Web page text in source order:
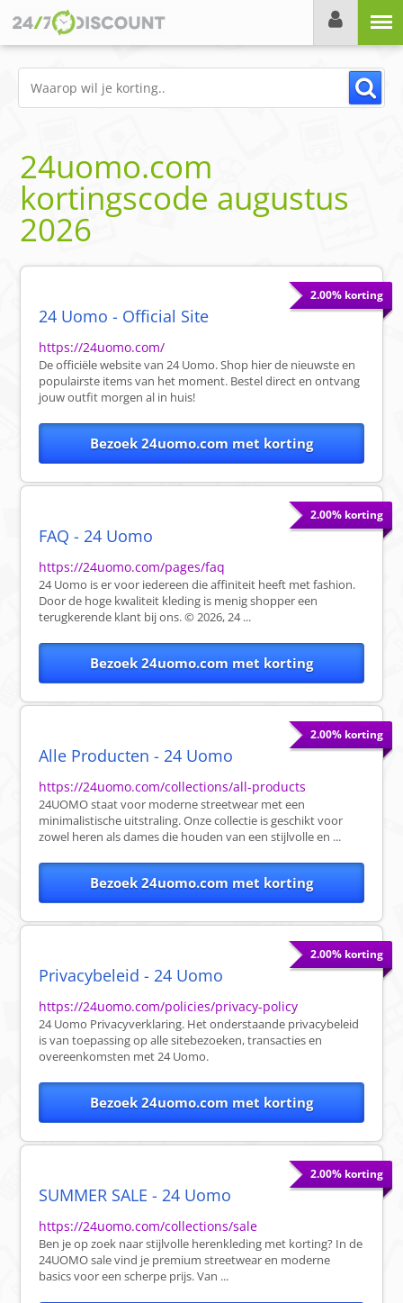
24uomo.com
kortingscode augustus
2026
2.00% korting
24 Uomo - Official Site
https://24uomo.com/
De officiële website van 24 Uomo. Shop hier de nieuwste en
populairste items van het moment. Bestel direct en ontvang
jouw outfit morgen al in huis!
Bezoek 24uomo.com met korting
2.00% korting
FAQ - 24 Uomo
https://24uomo.com/pages/faq
24 Uomo is er voor iedereen die affiniteit heeft met fashion.
Door de hoge kwaliteit kleding is menig shopper een
terugkerende klant bij ons. © 2026, 24 ...
Bezoek 24uomo.com met korting
2.00% korting
Alle Producten - 24 Uomo
https://24uomo.com/collections/all-products
24UOMO staat voor moderne streetwear met een
minimalistische uitstraling. Onze collectie is geschikt voor
zowel heren als dames die houden van een stijlvolle en ...
Bezoek 24uomo.com met korting
2.00% korting
Privacybeleid - 24 Uomo
https://24uomo.com/policies/privacy-policy
24 Uomo Privacyverklaring. Het onderstaande privacybeleid
is van toepassing op alle sitebezoeken, transacties en
overeenkomsten met 24 Uomo.
Bezoek 24uomo.com met korting
2.00% korting
SUMMER SALE - 24 Uomo
https://24uomo.com/collections/sale
Ben je op zoek naar stijlvolle herenkleding met korting? In de
24UOMO sale vind je premium streetwear en moderne
basics voor een scherpe prijs. Van ...